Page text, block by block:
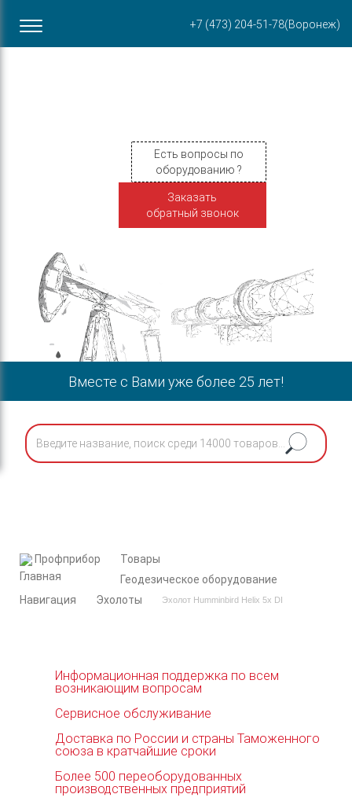
+7 (473) 204-51-78(Воронеж)
ул. Пирогова, 87Б
Есть вопросы по
оборудованию ?
Заказать
обратный звонок
Вместе с Вами уже более 25 лет!
Профприбор
Товары
Геодезическое оборудование
Навигация
Эхолоты Эхолот Humminbird Helix 5x DI
Информационная поддержка по всем
возникающим вопросам
Сервисное обслуживание
Доставка по России и страны Таможенного
союза в кратчайшие сроки
Более 500 переоборудованных
производственных предприятий